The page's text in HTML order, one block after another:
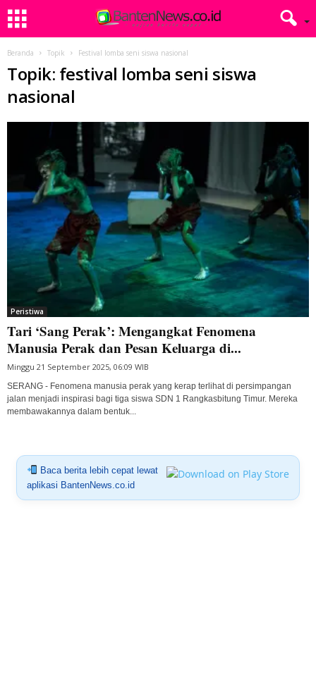
Beranda Topik Festival lomba seni siswa nasional
Topik: festival lomba seni siswa
nasional
Peristiwa
Tari ‘Sang Perak’: Mengangkat Fenomena
Manusia Perak dan Pesan Keluarga di...
Minggu 21 September 2025, 06:09 WIB
SERANG - Fenomena manusia perak yang kerap terlihat di persimpangan
jalan menjadi inspirasi bagi tiga siswa SDN 1 Rangkasbitung Timur. Mereka
membawakannya dalam bentuk...
Baca berita lebih cepat lewat
aplikasi BantenNews.co.id